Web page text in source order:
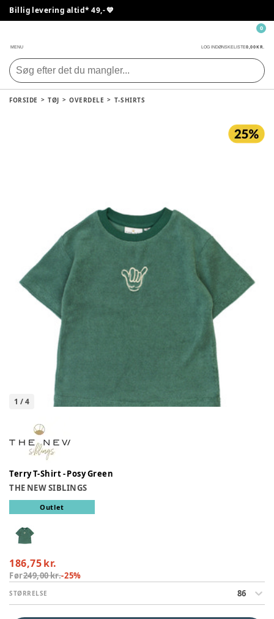
Billig levering altid* 49,- 💙
MENU LOG INDØNSKELISTE0,00 KR.
0
FORSIDE TØJ OVERDELE T-SHIRTS
1 /4
Terry T-Shirt - Posy Green
THE NEW SIBLINGS
Outlet
186,75 kr.
Før249,00 kr.-25%
STØRRELSE 86